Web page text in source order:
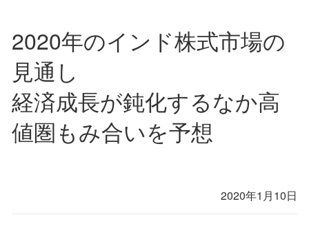
2020年のインド株式市場の
見通し
経済成長が鈍化するなか高
値圏もみ合いを予想
2020年1月10日